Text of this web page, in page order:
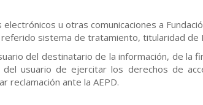
u otras comunicaciones a
sistema de tratamiento, titularidad de
del destinatario de la información, de la
usuario de ejercitar los derechos de
reclamación ante la AEPD.